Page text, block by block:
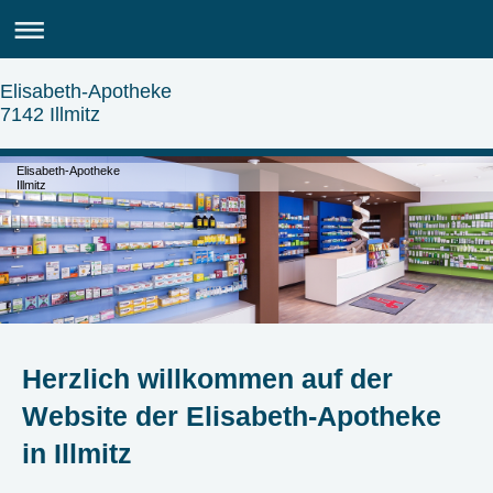
Elisabeth-Apotheke
7142 Illmitz
Elisabeth-Apotheke
Illmitz
Herzlich willkommen auf der
Website der Elisabeth-Apotheke
in Illmitz